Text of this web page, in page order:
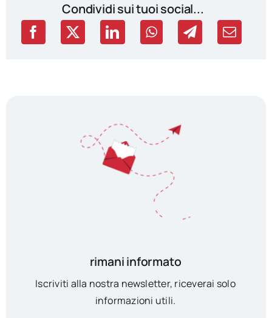
Condividi sui tuoi social...
rimani informato
Iscriviti alla nostra newsletter, riceverai solo
informazioni utili.